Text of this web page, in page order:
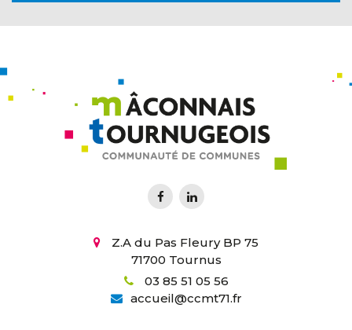
Z.A du Pas Fleury BP 75
71700 Tournus
03 85 51 05 56
accueil@ccmt71.fr